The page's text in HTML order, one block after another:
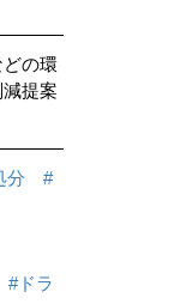
の環
提案
分
#
#ドラ